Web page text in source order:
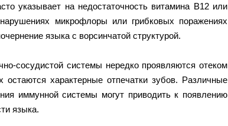
указывает на недостаточность витамина B12 или
микрофлоры или грибковых поражениях
языка с ворсинчатой структурой.
сосудистой системы нередко проявляются отеком
остаются характерные отпечатки зубов. Различные
иммунной системы могут приводить к появлению
языка.